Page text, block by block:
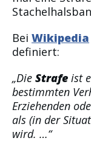
Bei Wikipedia
definiert:
„Die Strafe ist
bestimmten
Erziehenden
als (in der
wird. …“